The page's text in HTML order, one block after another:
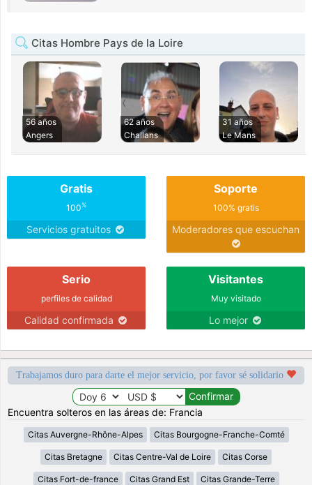
Citas Hombre Pays de la Loire
56 años
Angers
62 años
Challans
31 años
Le Mans
Gratis
100%
Servicios gratuitos
Soporte
100% gratis
Moderadores que escuchan
Serio
perfiles de calidad
Calidad confirmada
Visitantes
Muy visitado
Lo mejor
Trabajamos duro para darte el mejor servicio, por favor sé solidario
Encuentra solteros en las áreas de: Francia
Citas Auvergne-Rhône-Alpes Citas Bourgogne-Franche-Comté
Citas Bretagne Citas Centre-Val de Loire Citas Corse
Citas Fort-de-france Citas Grand Est Citas Grande-Terre